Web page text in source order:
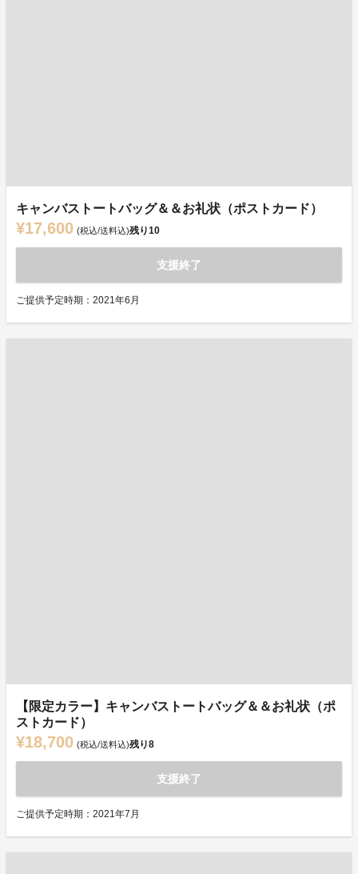
キャンバストートバッグ＆＆お礼状（ポストカード）
¥17,600 (税込/送料込)残り10
支援終了
ご提供予定時期：2021年6月
【限定カラー】キャンバストートバッグ＆＆お礼状（ポ
ストカード）
¥18,700 (税込/送料込)残り8
支援終了
ご提供予定時期：2021年7月